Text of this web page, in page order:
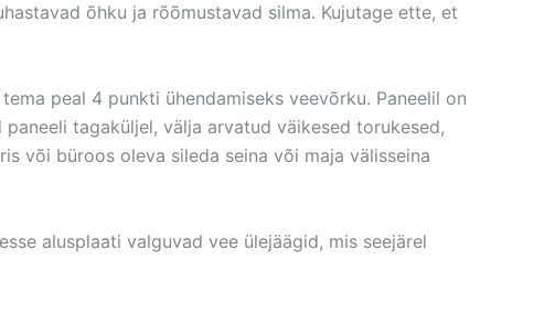
õhku ja rõõmustavad silma. Kujutage ette, et
peal 4 punkti ühendamiseks veevõrku. Paneelil on
tagaküljel, välja arvatud väikesed torukesed,
või büroos oleva sileda seina või maja välisseina
alusplaati valguvad vee ülejäägid, mis seejärel